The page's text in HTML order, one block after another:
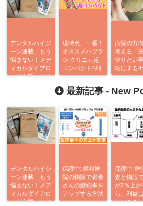
デンタルハイジ
ーン連載 もう
悩まない！メデ
ィカルダイアロ
ーグ入門 あり
現時点、一番！
オススメハブラ
シ クリニカ超
コンパクト4列
病院の方
考える「
やりたい
軸にする4
ルール
最新記事 - New
デンタルハイジ
ーン連載 もう
悩まない！メデ
ィカルダイアロ
ーグ入門 あり
保護中: 歯科医
院の物販で患者
さんの継続率を
アップする方法
保護中: 唾
査と物販
が2％上が
ら、利益
あがる？